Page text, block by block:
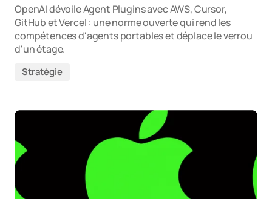
OpenAI dévoile Agent Plugins avec AWS, Cursor,
GitHub et Vercel : une norme ouverte qui rend les
compétences d'agents portables et déplace le verrou
d'un étage.
Stratégie